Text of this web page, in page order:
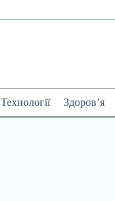
Технології Здоров’я